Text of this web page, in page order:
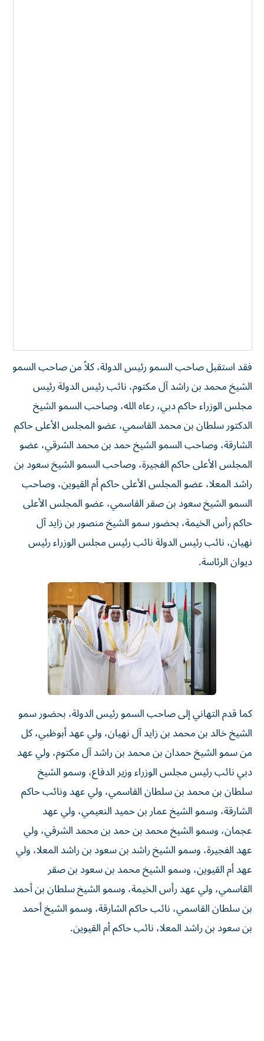
فقد استقبل صاحب السمو رئيس الدولة، كلاً من صاحب السمو
الشيخ محمد بن راشد آل مكتوم، نائب رئيس الدولة رئيس
مجلس الوزراء حاكم دبي، رعاه الله، وصاحب السمو الشيخ
الدكتور سلطان بن محمد القاسمي، عضو المجلس الأعلى حاكم
الشارقة، وصاحب السمو الشيخ حمد بن محمد الشرقي، عضو
المجلس الأعلى حاكم الفجيرة، وصاحب السمو الشيخ سعود بن
راشد المعلا، عضو المجلس الأعلى حاكم أم القيوين، وصاحب
السمو الشيخ سعود بن صقر القاسمي، عضو المجلس الأعلى
حاكم رأس الخيمة، بحضور سمو الشيخ منصور بن زايد آل
نهيان، نائب رئيس الدولة نائب رئيس مجلس الوزراء رئيس
ديوان الرئاسة.
كما قدم التهاني إلى صاحب السمو رئيس الدولة، بحضور سمو
الشيخ خالد بن محمد بن زايد آل نهيان، ولي عهد أبوظبي، كل
من سمو الشيخ حمدان بن محمد بن راشد آل مكتوم، ولي عهد
دبي نائب رئيس مجلس الوزراء وزير الدفاع، وسمو الشيخ
سلطان بن محمد بن سلطان القاسمي، ولي عهد ونائب حاكم
الشارقة، وسمو الشيخ عمار بن حميد النعيمي، ولي عهد
عجمان، وسمو الشيخ محمد بن حمد بن محمد الشرقي، ولي
عهد الفجيرة، وسمو الشيخ راشد بن سعود بن راشد المعلا، ولي
عهد أم القيوين، وسمو الشيخ محمد بن سعود بن صقر
القاسمي، ولي عهد رأس الخيمة، وسمو الشيخ سلطان بن أحمد
بن سلطان القاسمي، نائب حاكم الشارقة، وسمو الشيخ أحمد
بن سعود بن راشد المعلا، نائب حاكم أم القيوين.